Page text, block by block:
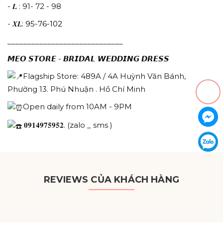
- 𝑳 : 91- 72 - 98
- 𝑿𝑳: 95-76-102
𝙈𝙀𝙊 𝙎𝙏𝙊𝙍𝙀 - 𝘽𝙍𝙄𝘿𝘼𝙇 𝙒𝙀𝘿𝘿𝙄𝙉𝙂 𝘿𝙍𝙀𝙎𝙎
Flagship Store: 489A / 4A Huỳnh Văn Bánh,
Phường 13. Phú Nhuận . Hồ Chí Minh
Open daily from 10AM - 9PM
𝟎𝟗𝟏𝟒𝟗𝟕𝟓𝟗𝟓𝟐. (zalo _ sms )
REVIEWS CỦA KHÁCH HÀNG